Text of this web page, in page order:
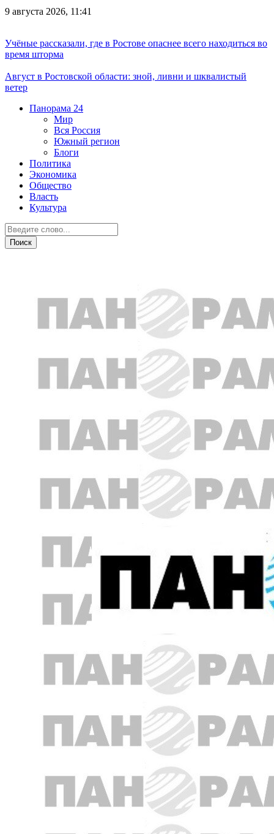
9 августа 2026, 11:41
Учёные рассказали, где в Ростове опаснее всего находиться во
время шторма
Август в Ростовской области: зной, ливни и шквалистый
ветер
Панорама 24
Мир
Вся Россия
Южный регион
Блоги
Политика
Экономика
Общество
Власть
Культура